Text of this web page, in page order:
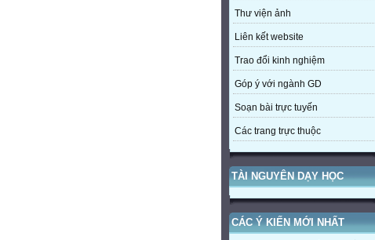
Thư viện ảnh
Liên kết website
Trao đổi kinh nghiệm
Góp ý với ngành GD
Soạn bài trực tuyến
Các trang trực thuộc
TÀI NGUYÊN DẠY HỌC
CÁC Ý KIẾN MỚI NHẤT